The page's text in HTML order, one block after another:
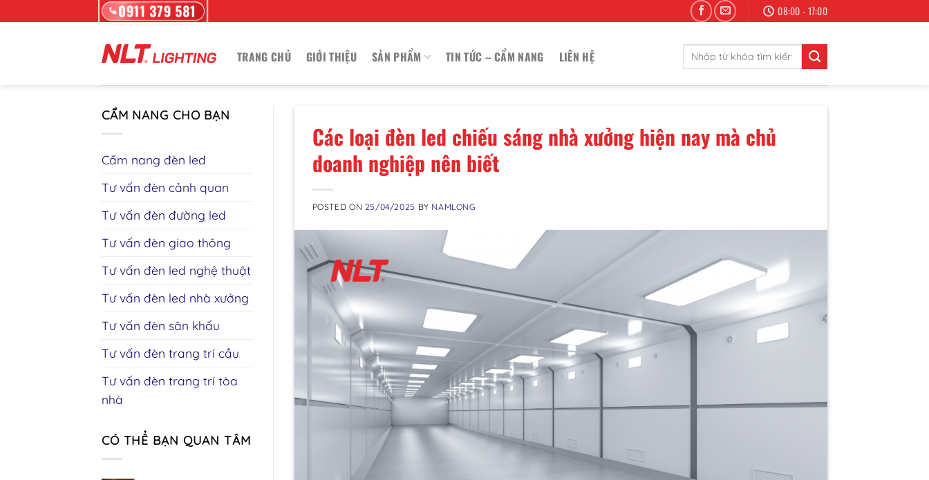
0911 379 581 08:00 - 17:00
TRANG CHỦ GIỚI THIỆU SẢN PHẨM TIN TỨC – CẨM NANG LIÊN HỆ
Search
CẨM NANG CHO BẠN
Cẩm nang đèn led
Tư vấn đèn cảnh quan
Tư vấn đèn đường led
Tư vấn đèn giao thông
Tư vấn đèn led nghệ thuật
Tư vấn đèn led nhà xưởng
Tư vấn đèn sân khấu
Tư vấn đèn trang trí cầu
Tư vấn đèn trang trí tòa
nhà
CÓ THỂ BẠN QUAN TÂM
Các loại đèn led chiếu sáng nhà xưởng hiện nay mà chủ
doanh nghiệp nên biết
POSTED ON 25/04/2025 BY NAMLONG